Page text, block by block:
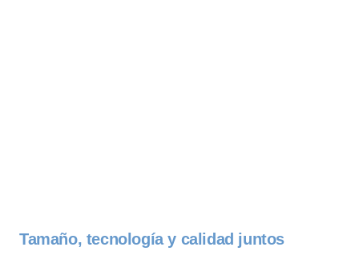
Tamaño, tecnología y calidad juntos